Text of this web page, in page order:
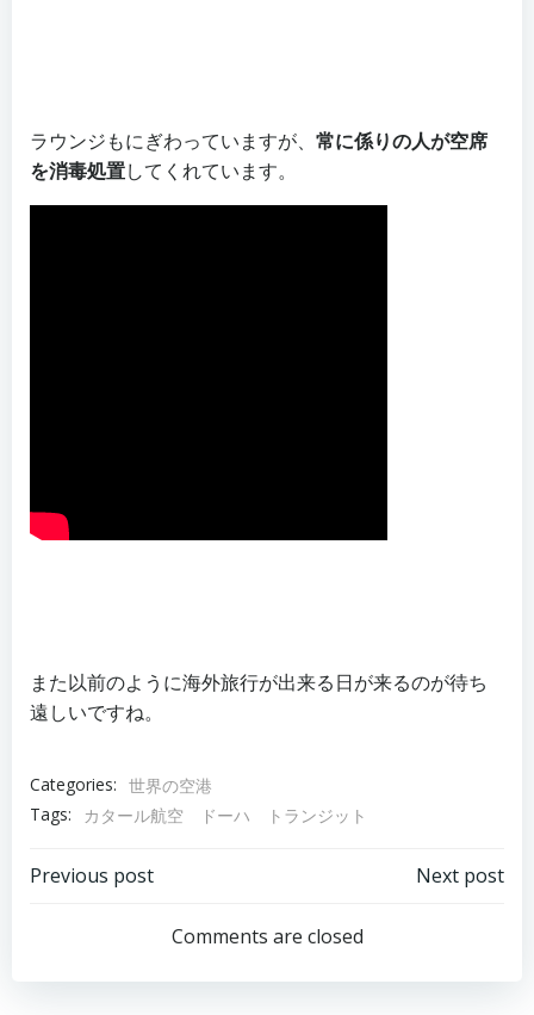
ラウンジもにぎわっていますが、 常に係りの人が空席
を消毒処置してくれています。
また以前のように海外旅行が出来る日が来るのが待ち
遠しいですね。
Categories: 世界の空港
Tags:
カタール航空 ドーハ トランジット
Post
navigation
Previous post
navigation
Next post
Comments are closed